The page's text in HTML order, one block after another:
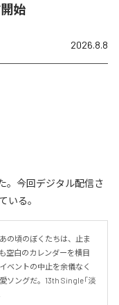
開始
2026.8.8
。今回デジタル配信さ
いる。
の頃のぼくたちは、止ま
空白のカレンダーを横目
ベントの中止を余儀なく
ソングだ。13th Single「淡